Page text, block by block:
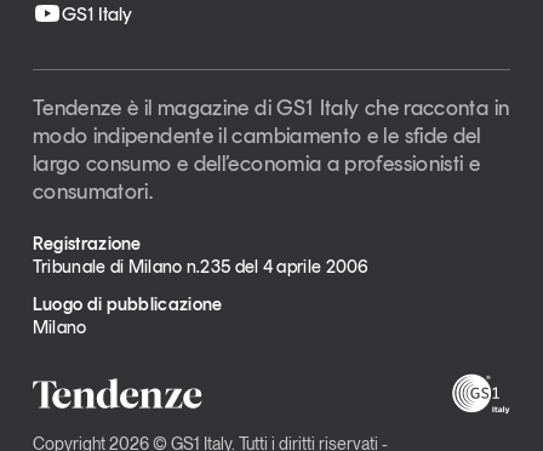
GS1 Italy
Tendenze è il magazine di GS1 Italy che racconta in
modo indipendente il cambiamento e le sfide del
largo consumo e dell’economia a professionisti e
consumatori.
Registrazione
Tribunale di Milano n.235 del 4 aprile 2006
Luogo di pubblicazione
Milano
Copyright 2026 © GS1 Italy. Tutti i diritti riservati -